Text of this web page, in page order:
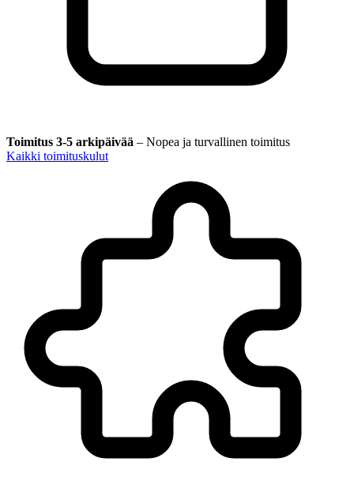
Toimitus 3-5 arkipäivää – Nopea ja turvallinen toimitus
Kaikki toimituskulut